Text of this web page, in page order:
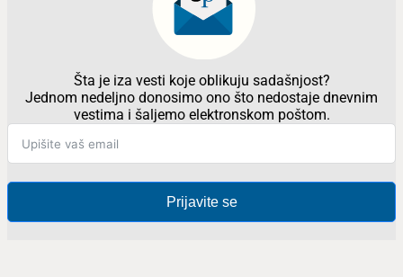
Šta je iza vesti koje oblikuju sadašnjost?
Jednom nedeljno donosimo ono što nedostaje dnevnim
vestima i šaljemo elektronskom poštom.
Prijavite se